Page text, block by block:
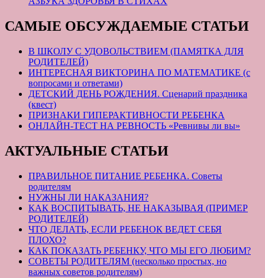
САМЫЕ ОБСУЖДАЕМЫЕ СТАТЬИ
В ШКОЛУ С УДОВОЛЬСТВИЕМ (ПАМЯТКА ДЛЯ
РОДИТЕЛЕЙ)
ИНТЕРЕСНАЯ ВИКТОРИНА ПО МАТЕМАТИКЕ (с
вопросами и ответами)
ДЕТСКИЙ ДЕНЬ РОЖДЕНИЯ. Сценарий праздника
(квест)
ПРИЗНАКИ ГИПЕРАКТИВНОСТИ РЕБЕНКА
ОНЛАЙН-ТЕСТ НА РЕВНОСТЬ «Ревнивы ли вы»
АКТУАЛЬНЫЕ СТАТЬИ
ПРАВИЛЬНОЕ ПИТАНИЕ РЕБЕНКА. Советы
родителям
НУЖНЫ ЛИ НАКАЗАНИЯ?
КАК ВОСПИТЫВАТЬ, НЕ НАКАЗЫВАЯ (ПРИМЕР
РОДИТЕЛЕЙ)
ЧТО ДЕЛАТЬ, ЕСЛИ РЕБЕНОК ВЕДЕТ СЕБЯ
ПЛОХО?
КАК ПОКАЗАТЬ РЕБЕНКУ, ЧТО МЫ ЕГО ЛЮБИМ?
СОВЕТЫ РОДИТЕЛЯМ (несколько простых, но
важных советов родителям)